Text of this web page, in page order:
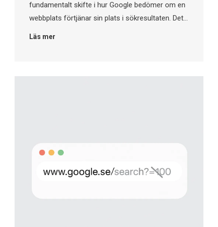
fundamentalt skifte i hur Google bedömer om en
webbplats förtjänar sin plats i sökresultaten. Det…
Läs mer